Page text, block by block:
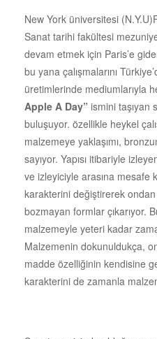
New York üniversitesi
Sanat tarihi fakültesi
devam etmek için Paris’e
bu yana çalışmalarını
üretimlerinde mediumlarıyla
Apple A Day” ismini taşıyan
buluşuyor. özellikle heykel
malzemeye yaklaşımı,
sayıyor. Yapısı itibariyle
ve izleyiciyle arasına mesafe
karakterini değiştirerek
bozmayan formlar çıkarıyor.
malzemeyle yeteri kadar
Malzemenin dokunuldukça,
madde özelliğinin kendisine
karakterini de zamanla